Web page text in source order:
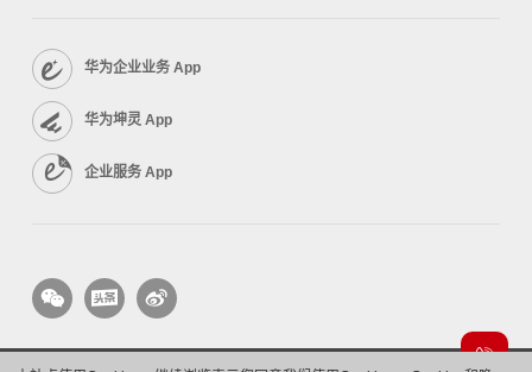
华为企业业务 App
华为坤灵 App
企业服务 App